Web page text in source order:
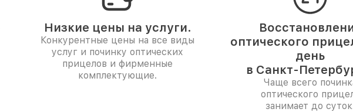
Низкие цены на услуги.
Конкурентные цены на все виды
услуг и починку оптических
прицелов и фирменные
комплектующие.
оптического
день
в Санкт-
Чаще всего
оптического
занимает до